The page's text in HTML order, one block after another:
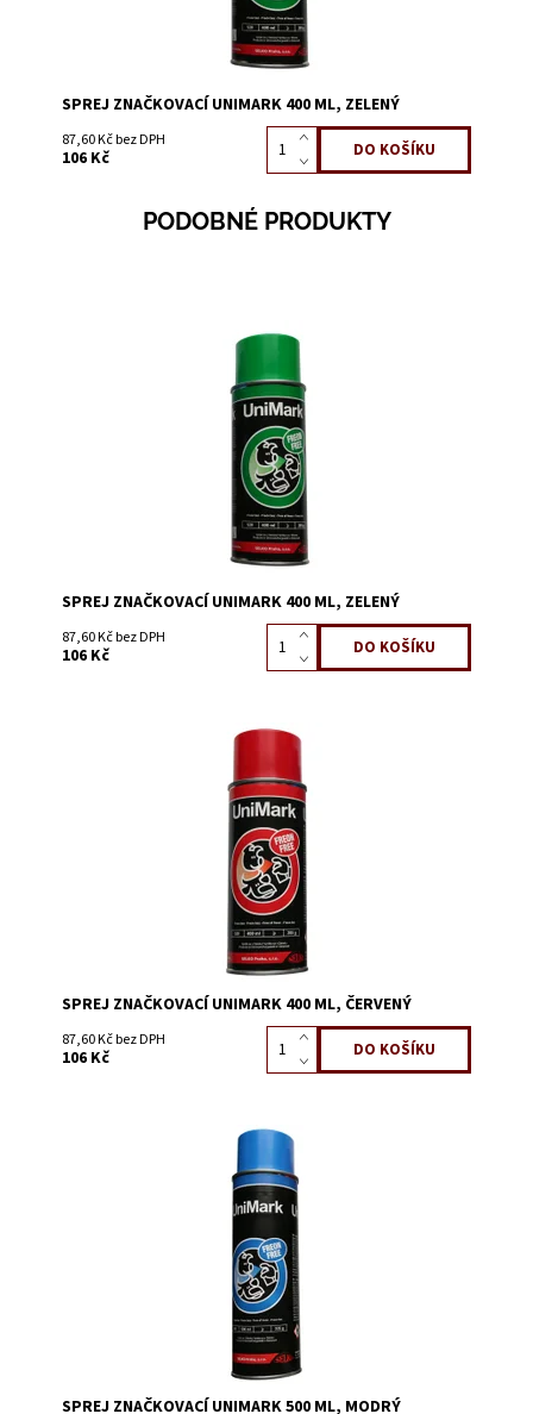
SPREJ ZNAČKOVACÍ UNIMARK 400 ML, ZELENÝ
87,60 Kč bez DPH
106 Kč
PODOBNÉ PRODUKTY
Skladem 1209
SPREJ ZNAČKOVACÍ UNIMARK 400 ML, ZELENÝ
87,60 Kč bez DPH
106 Kč
Skladem 1727
SPREJ ZNAČKOVACÍ UNIMARK 400 ML, ČERVENÝ
87,60 Kč bez DPH
106 Kč
Skladem 1544
SPREJ ZNAČKOVACÍ UNIMARK 500 ML, MODRÝ